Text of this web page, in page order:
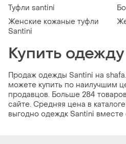
Туфли santini
Женские кожаные туфли
Santini
Купить
Продаж одежды Santini на
можете купить по наилучшим
продавцов. Больше 284
сайте. Средняя цена в
выгодно одеждк Santini